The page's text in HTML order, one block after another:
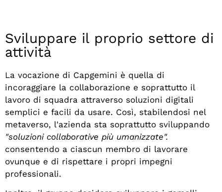
Sviluppare il proprio settore di
attività
La vocazione di Capgemini è quella di
incoraggiare la collaborazione e soprattutto il
lavoro di squadra attraverso soluzioni digitali
semplici e facili da usare. Così, stabilendosi nel
metaverso, l'azienda sta soprattutto sviluppando
"soluzioni collaborative più umanizzate".
consentendo a ciascun membro di lavorare
ovunque e di rispettare i propri impegni
professionali.